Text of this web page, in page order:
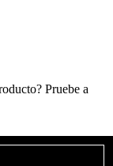
Pruebe a